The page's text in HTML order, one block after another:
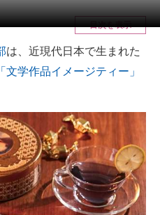
目次を表示
は、近現代日本で生まれた
「文学作品イメージティー」